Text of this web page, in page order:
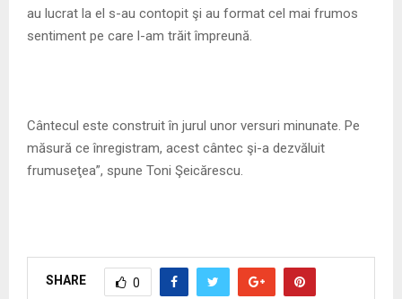
au lucrat la el s-au contopit şi au format cel mai frumos
sentiment pe care l-am trăit împreună.
Cântecul este construit în jurul unor versuri minunate. Pe
măsură ce înregistram, acest cântec şi-a dezvăluit
frumuseţea”, spune Toni Şeicărescu.
SHARE 0